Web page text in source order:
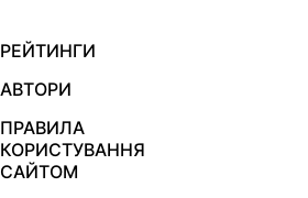
РЕЙТИНГИ
АВТОРИ
ПРАВИЛА
КОРИСТУВАННЯ
САЙТОМ